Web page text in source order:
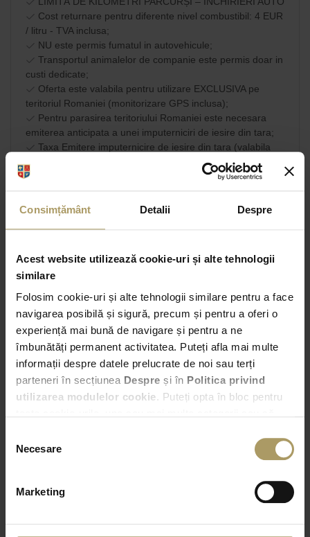
Consimțământ Detalii Despre
Acest website utilizează cookie-uri și alte tehnologii
similare
Folosim cookie-uri și alte tehnologii similare pentru a face
navigarea posibilă și sigură, precum și pentru a oferi o
experiență mai bună de navigare și pentru a ne
îmbunătăți permanent activitatea. Puteți afla mai multe
informații despre datele prelucrate de noi sau terți
parteneri în secțiunea Despre și în Politica privind
utilizarea modulelor cookie. Puteți opta în bloc pentru
corespunzător. Fac excepție cookie-urile necesare, care
sunt activate automat, conform legislației în vigoare.
consimțământului
Necesare
Marketing
Cost returnare pentru diferente nivel combustibil: 4 EUR
/ litru - TVA inclusa;
NU este permis fumatul in autovehicule;
Transportul animalelor de companie este permis doar in
custi dedicate;
Oferta este valabila pentru utilizare EXCLUSIVA pe
teritoriul Romaniei (monitorizare GPS inclusa);
Pentru parasirea teritoriului Romaniei este necesara
emiterea anticipata a unei imputerniciri de iesire din tara;
Taxa Emitere imputernicire de iesire din tara (valabila
doar pe teritoriul UE): 40 EUR - TVA inclusa.
Am citit si sunt de
acord cu
SHARE
Preluare
Bucuresti – Bd. Expozitiei nr. 2
12:00